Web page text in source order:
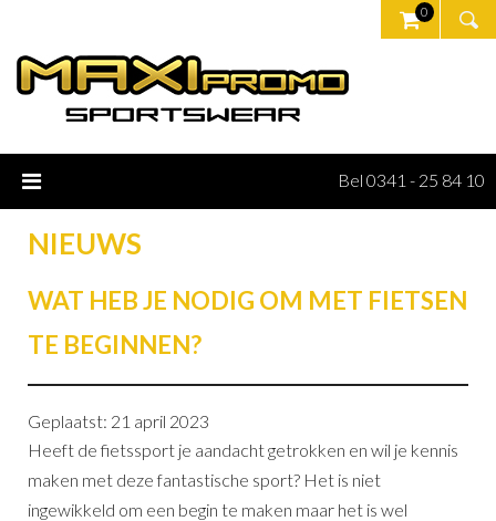
0
Bel 0341 - 25 84 10
NIEUWS
WAT HEB JE NODIG OM MET FIETSEN
TE BEGINNEN?
Geplaatst: 21 april 2023
Heeft de fietssport je aandacht getrokken en wil je kennis
maken met deze fantastische sport? Het is niet
ingewikkeld om een begin te maken maar het is wel